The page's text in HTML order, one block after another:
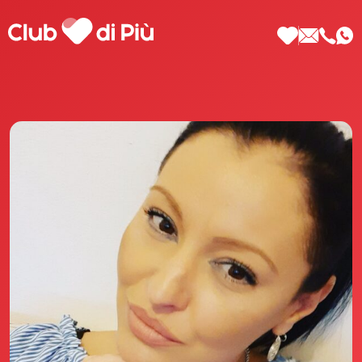
Scopri Club di Più
Le testimonianze Club di Più
La fondatrice Valeria Pilla
Annunci Donne
Agenzia matrimoniale Club di Più
Love Notebook